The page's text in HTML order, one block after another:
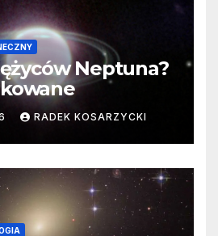
Neptuna?
RADEK KOSARZYCKI